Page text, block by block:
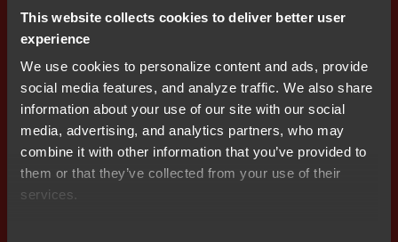
This website collects cookies to deliver better user
experience
We use cookies to personalize content and ads, provide
social media features, and analyze traffic. We also share
information about your use of our site with our social
media, advertising, and analytics partners, who may
combine it with other information that you’ve provided to
them or that they’ve collected from your use of their
services.
Systems redan har en stark position.
Bifogade filer
wkr0001.pdf
Prenumerera på IR nyheter